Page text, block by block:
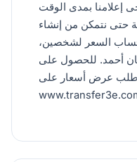
إعلامنا بمدى الوقت
حتى نتمكن من إنشاء
السعر لشخصين،
أحمد. للحصول على
طلب عرض أسعار على